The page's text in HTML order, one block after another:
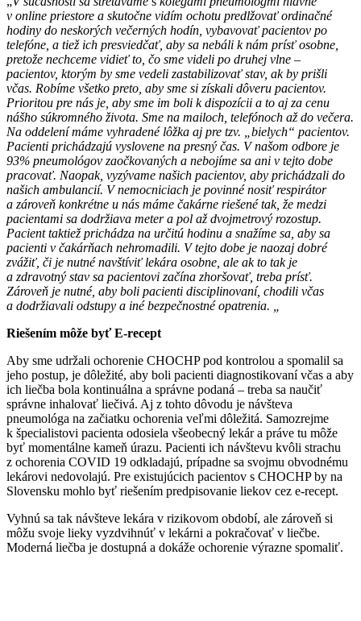
v online priestore a skutočne vidím ochotu predlžovať ordinačné
hodiny do neskorých večerných hodín, vybavovať pacientov po
telefóne, a tiež ich presviedčať, aby sa nebáli k nám prísť osobne,
pretože nechceme vidieť to, čo sme videli po druhej vlne –
pacientov, ktorým by sme vedeli zastabilizovať stav, ak by prišli
včas. Robíme všetko preto, aby sme si získali dôveru pacientov.
Prioritou pre nás je, aby sme im boli k dispozícii a to aj za cenu
nášho súkromného života. Sme na mailoch, telefónoch až do večera.
Na oddelení máme vyhradené lôžka aj pre tzv. „bielych“ pacientov.
Pacienti prichádzajú vyslovene na presný čas. V našom odbore je
93% pneumológov zaočkovaných a nebojíme sa ani v tejto dobe
pracovať. Naopak, vyzývame našich pacientov, aby prichádzali do
našich ambulancií. V nemocniciach je povinné nosiť respirátor
a zároveň konkrétne u nás máme čakárne riešené tak, že medzi
pacientami sa dodržiava meter a pol až dvojmetrový rozostup.
Pacient taktiež prichádza na určitú hodinu a snažíme sa, aby sa
pacienti v čakárňach nehromadili. V tejto dobe je naozaj dobré
zvážiť, či je nutné navštíviť lekára osobne, ale ak to tak je
a zdravotný stav sa pacientovi začína zhoršovať, treba prísť.
Zároveň je nutné, aby boli pacienti disciplinovaní, chodili včas
a dodržiavali odstupy a iné bezpečnostné opatrenia. „
Riešením môže byť E-recept
Aby sme udržali ochorenie CHOCHP pod kontrolou a spomalil sa
jeho postup, je dôležité, aby boli pacienti diagnostikovaní včas a aby
ich liečba bola kontinuálna a správne podaná – treba sa naučiť
správne inhalovať liečivá. Aj z tohto dôvodu je návšteva
pneumológa na začiatku ochorenia veľmi dôležitá. Samozrejme
k špecialistovi pacienta odosiela všeobecný lekár a práve tu môže
byť momentálne kameň úrazu. Pacienti ich návštevu kvôli strachu
z ochorenia COVID 19 odkladajú, prípadne sa svojmu obvodnému
lekárovi nedovolajú. Pre existujúcich pacientov s CHOCHP by na
Slovensku mohlo byť riešením predpisovanie liekov cez e-recept.
Vyhnú sa tak návšteve lekára v rizikovom období, ale zároveň si
môžu svoje lieky vyzdvihnúť v lekárni a pokračovať v liečbe.
Moderná liečba je dostupná a dokáže ochorenie výrazne spomaliť.